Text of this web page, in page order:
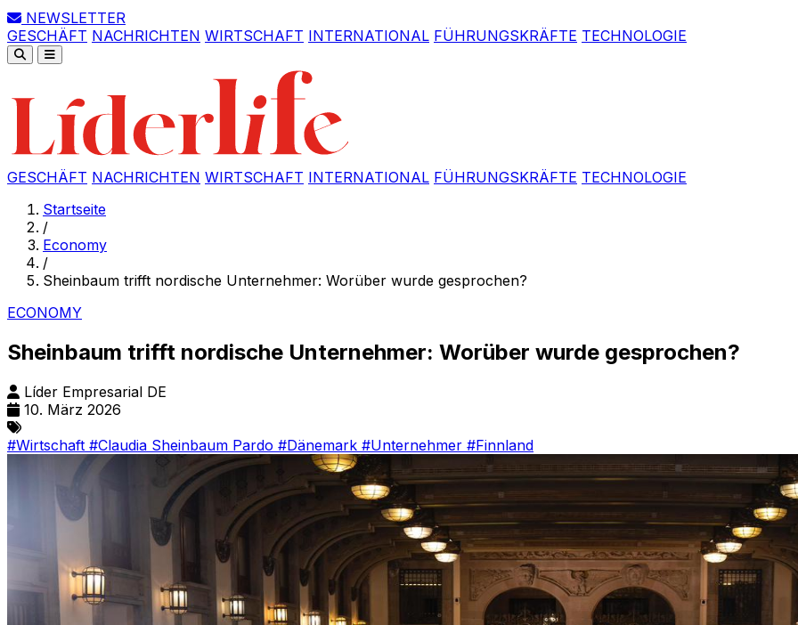
NEWSLETTER
GESCHÄFT NACHRICHTEN WIRTSCHAFT INTERNATIONAL FÜHRUNGSKRÄFTE TECHNOLOGIE
GESCHÄFT NACHRICHTEN WIRTSCHAFT INTERNATIONAL FÜHRUNGSKRÄFTE TECHNOLOGIE
Startseite
/
Economy
/
Sheinbaum trifft nordische Unternehmer: Worüber wurde gesprochen?
ECONOMY
Sheinbaum trifft nordische Unternehmer: Worüber wurde gesprochen?
Líder Empresarial DE
10. März 2026
#Wirtschaft #Claudia Sheinbaum Pardo #Dänemark #Unternehmer #Finnland